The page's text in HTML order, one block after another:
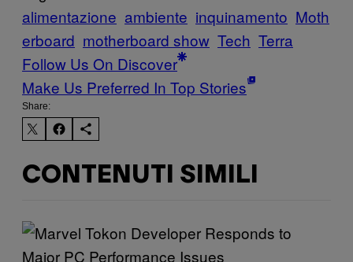
alimentazione ambiente inquinamento Moth
erboard motherboard show Tech Terra
Follow Us On Discover
Make Us Preferred In Top Stories
Share:
CONTENUTI SIMILI